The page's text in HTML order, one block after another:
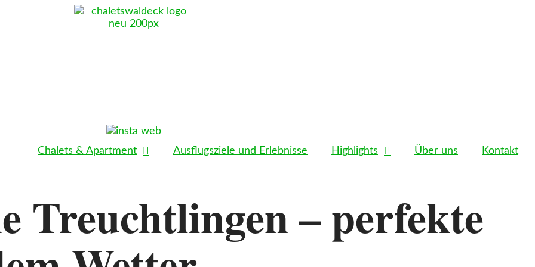
Chalets & Apartment Ausflugsziele und Erlebnisse Highlights Über uns Kontakt
Treuchtlingen – perfekte